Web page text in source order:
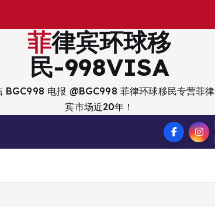
菲律宾环球移
民-998VISA
BGC998 电报 @BGC998 菲律环球移民专营菲律
宾市场近20年！